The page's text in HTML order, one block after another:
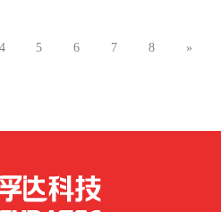
4 5 6 7 8 »